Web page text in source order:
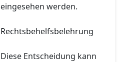
eingesehen werden.
Rechtsbehelfsbelehrung
Diese Entscheidung kann